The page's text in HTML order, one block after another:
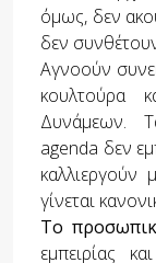
όμως, δεν
δεν
Αγνοούν
κουλτούρα
Δυνάμεων.
agenda δεν
καλλιεργούν
γίνεται
Το
εμπειρίας